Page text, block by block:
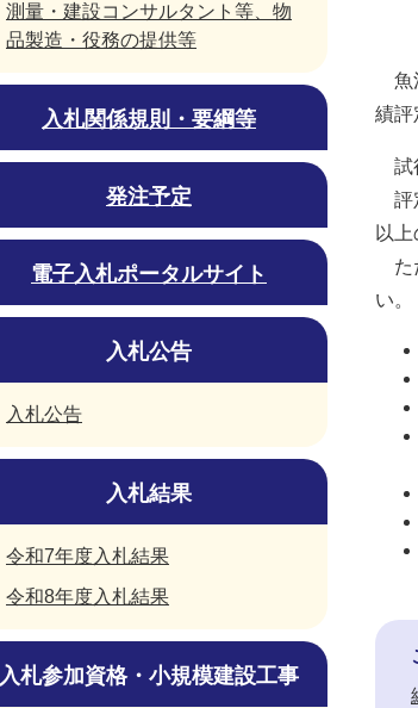
魚
績評
試
評
以
た
い。
測量・建設コンサルタント等、物
品製造・役務の提供等
入札関係規則・要綱等
発注予定
電子入札ポータルサイト
入札公告
入札公告
入札結果
令和7年度入札結果
令和8年度入札結果
入札参加資格・小規模建設工事